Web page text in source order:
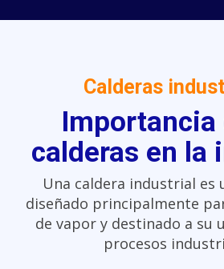
Calderas
Importancia
calderas en la
Una caldera industrial es
diseñado principalmente
de vapor y destinado a su
procesos